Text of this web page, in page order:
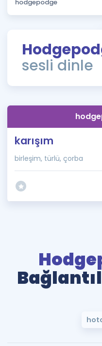
Puan Hesaplama
ÖSYM Sınav
Kampanyalar
İngilizce Gramer
sesli dinle
karışım
birleşim, türlü, çorba